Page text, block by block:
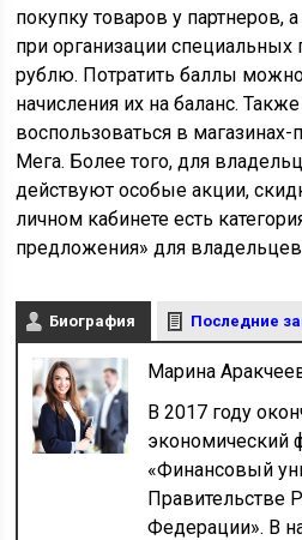
покупку товаров у партнеров,
при организации
рублю. Потратить баллы
начисления их на баланс.
воспользоваться в магазинах-
Мега. Более того, для
действуют особые акции,
личном кабинете есть
предложения» для владельцев
Биография Последние
Марина
В 2017 году
экономический
«Финансовый
Правительстве
Федерации». В